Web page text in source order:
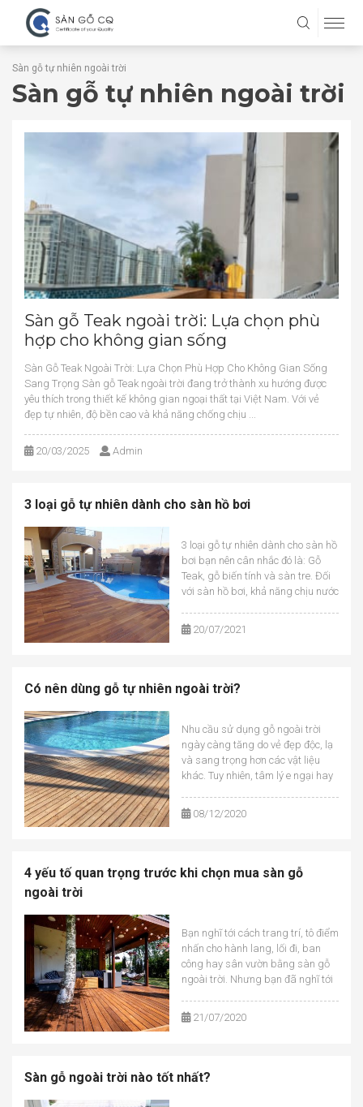
Sàn gỗ tự nhiên ngoài trời
Sàn gỗ tự nhiên ngoài trời
Sàn gỗ Teak ngoài trời: Lựa chọn phù
hợp cho không gian sống
Sàn Gỗ Teak Ngoài Trời: Lựa Chọn Phù Hợp Cho Không Gian Sống
Sang Trọng Sàn gỗ Teak ngoài trời đang trở thành xu hướng được
yêu thích trong thiết kế không gian ngoại thất tại Việt Nam. Với vẻ
đẹp tự nhiên, độ bền cao và khả năng chống chịu ...
20/03/2025 Admin
3 loại gỗ tự nhiên dành cho sàn hồ bơi
3 loại gỗ tự nhiên dành cho sàn hồ
bơi bạn nên cân nhắc đó là: Gỗ
Teak, gỗ biến tính và sàn tre. Đối
với sàn hồ bơi, khả năng chịu nước
hai yếu tố quan trọng nhất để đưa
ra quyết định lựa chọn. Trước đây,
20/07/2021
Có nên dùng gỗ tự nhiên ngoài trời?
Nhu cầu sử dụng gỗ ngoài trời
ngày càng tăng do vẻ đẹp độc, lạ
và sang trọng hơn các vật liệu
khác. Tuy nhiên, tâm lý e ngại hay
sử dụng được ngoài trời hay
không bền khiến không ít người bỏ
08/12/2020
4 yếu tố quan trọng trước khi chọn mua sàn gỗ
ngoài trời
Bạn nghĩ tới cách trang trí, tô điểm
nhấn cho hành lang, lối đi, ban
công hay sân vườn bằng sàn gỗ
ngoài trời. Nhưng bạn đã nghĩ tới
như nào chưa? Các yếu tố bạn nên
cân nhắc khi mua sàn gỗ ngoài
21/07/2020
Sàn gỗ ngoài trời nào tốt nhất?